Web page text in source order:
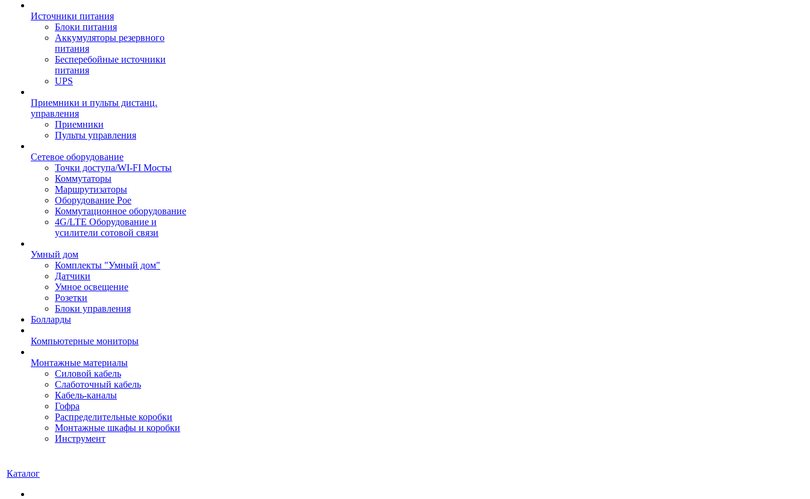
Источники питания
Блоки питания
Аккумуляторы резервного
питания
Бесперебойные источники
питания
UPS
Приемники и пульты дистанц.
управления
Приемники
Пульты управления
Сетевое оборудование
Точки доступа/WI-FI Мосты
Коммутаторы
Маршрутизаторы
Оборудование Poe
Коммутационное оборудование
4G/LTE Оборудование и
усилители сотовой связи
Умный дом
Комплекты "Умный дом"
Датчики
Умное освещение
Розетки
Блоки управления
Болларды
Компьютерные мониторы
Монтажные материалы
Силовой кабель
Слаботочный кабель
Кабель-каналы
Гофра
Распределительные коробки
Монтажные шкафы и коробки
Инструмент
Каталог